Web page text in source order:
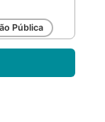
Pública
Finanças